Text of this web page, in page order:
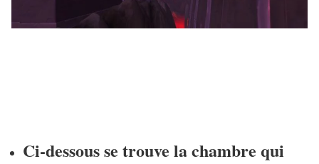
Ci-dessous se trouve la chambre qui